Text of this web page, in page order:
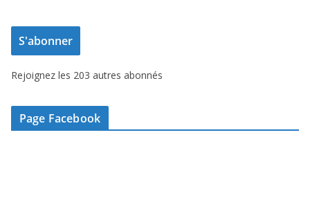
e
s
e
-
m
S'abonner
Rejoignez les 203 autres abonnés
Page Facebook